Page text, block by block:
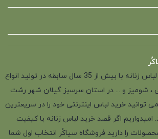
فروشگاه سیاکُر فروش لباس زنانه با بیش از 35 سال سابقه در تولید انواع
، شومیز و ... در استان سرسبز گیلان شهر رشت
توانید خرید لباس اینترنتی خود را در سریعترین
اگر قصد خرید لباس زنانه با کیفیت
را دارید فروشگاه سیاکُر انتخاب اول شما